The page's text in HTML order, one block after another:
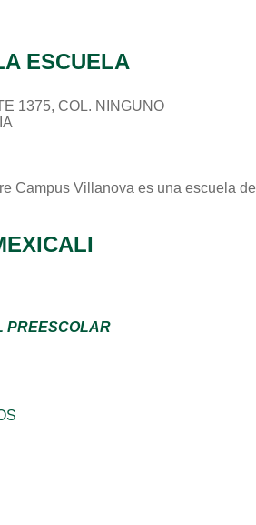
ESCUELA
1375, COL. NINGUNO
Campus Villanova es una escuela
PREESCOLAR